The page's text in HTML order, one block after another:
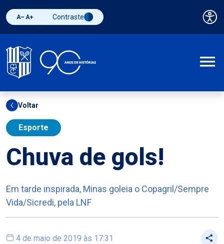
Diminuir fonte
Aumentar fonteAlternar contraste
Contraste
Voltar
Esporte
Chuva de gols!
Em tarde inspirada, Minas goleia o Copagril/Sempre
Vida/Sicredi, pela LNF
4 de maio de 2019 às 17:31